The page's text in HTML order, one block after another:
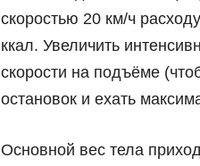
скоростью 20 км/ч
ккал. Увеличить
скорости на подъёме
остановок и ехать
Основной вес тела